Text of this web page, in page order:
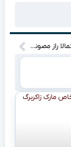
دانشمندان احتمالا راز مصونیت خفاش‌ها دربرابر سرطان را سرانجام کشف کرده‌اند